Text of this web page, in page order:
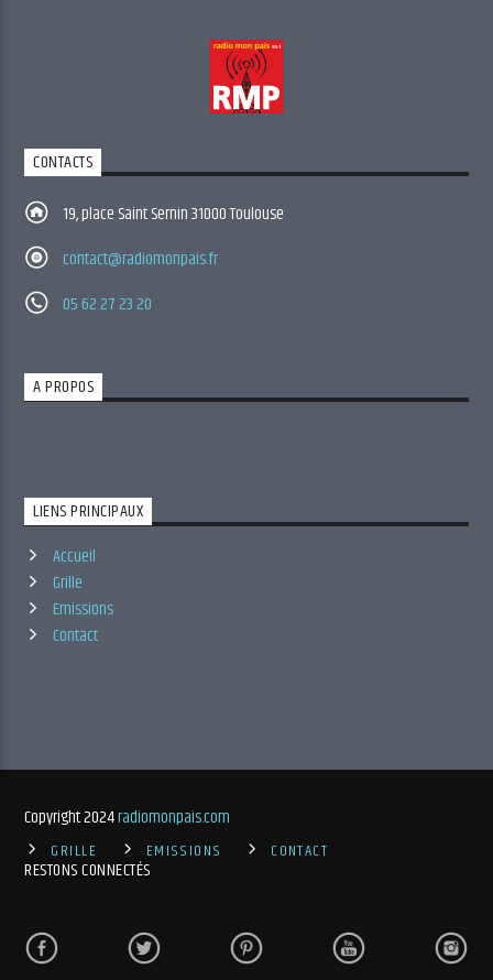
CONTACTS
19, place Saint Sernin 31000 Toulouse
contact@radiomonpais.fr
05 62 27 23 20
A PROPOS
LIENS PRINCIPAUX
Accueil
Grille
Emissions
Contact
Copyright 2024radiomonpais.com
GRILLE EMISSIONS CONTACT
RESTONS CONNECTÉS